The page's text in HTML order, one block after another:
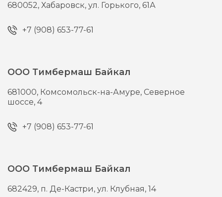
680052,Хабаровск,ул. Горького, 61А
+7 (908) 653-77-61
ООО Тимбермаш Байкал
681000, Комсомольск-на-Амуре, Северное
шоссе, 4
+7 (908) 653-77-61
ООО Тимбермаш Байкал
682429, п. Де-Кастри,ул. Клубная, 14